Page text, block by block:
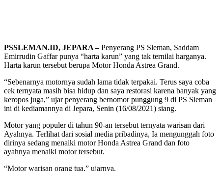
PSSLEMAN.ID, JEPARA –Penyerang PS Sleman, Saddam
Emirrudin Gaffar punya “harta karun” yang tak ternilai harganya.
Harta karun tersebut berupa Motor Honda Astrea Grand.
“Sebenarnya motornya sudah lama tidak terpakai. Terus saya coba
cek ternyata masih bisa hidup dan saya restorasi karena banyak yang
keropos juga,” ujar penyerang bernomor punggung 9 di PS Sleman
ini di kediamannya di Jepara, Senin (16/08/2021) siang.
Motor yang populer di tahun 90-an tersebut ternyata warisan dari
Ayahnya. Terlihat dari sosial media pribadinya, Ia mengunggah foto
dirinya sedang menaiki motor Honda Astrea Grand dan foto
ayahnya menaiki motor tersebut.
“Motor warisan orang tua,” ujarnya.